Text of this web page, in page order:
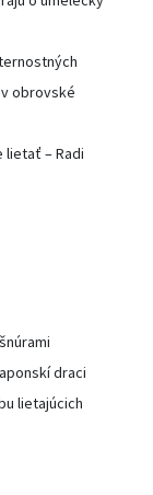
obrovské
lietať – Radi
draci
lietajúcich